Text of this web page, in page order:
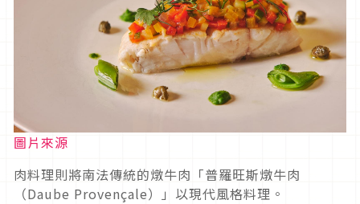
圖片來源
肉料理則將南法傳統的燉牛肉「普羅旺斯燉牛肉
（Daube Provençale）」以現代風格料理。